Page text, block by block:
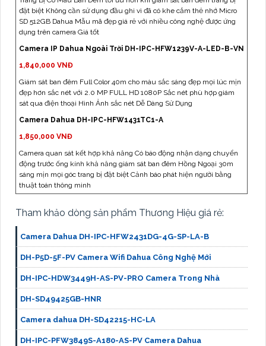
đặt biệt Không cần sử dụng đầu ghi vì đã có khe cắm thẻ nhớ Micro
SD 512GB Dahua Mẫu mã đẹp giá rẻ với nhiều công nghệ được ứng
dụng trên camera Giá tốt
Camera IP Dahua Ngoài Trời DH-IPC-HFW1239V-A-LED-B-VN
1,840,000 VNĐ
Giám sát ban đêm Full Color 40m cho màu sắc sáng đẹp mọi lúc mịn
đẹp hơn sắc nét với 2.0 MP FULL HD 1080P Sắc nét phù hợp giám
sát qua điện thoại Hình Ảnh sắc nét Dễ Dàng Sử Dụng
Camera Dahua DH-IPC-HFW1431TC1-A
1,850,000 VNĐ
Camera quan sát kết hợp khả năng Có báo động nhận dạng chuyển
động trước ống kính khả năng giám sát ban đêm Hồng Ngoại 30m
sáng mịn mọi góc trang bị đặt biệt Cảnh báo phát hiện người bằng
thuật toán thông minh
Tham khảo dòng sản phẩm Thương Hiệu giá rẻ:
Camera Dahua DH-IPC-HFW2431DG-4G-SP-LA-B
DH-P5D-5F-PV Camera Wifi Dahua Công Nghệ Mới
DH-IPC-HDW3449H-AS-PV-PRO Camera Trong Nhà
DH-SD49425GB-HNR
Camera dahua DH-SD42215-HC-LA
DH-IPC-PFW3849S-A180-AS-PV Camera Dahua